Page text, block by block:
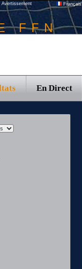
Avertissement Français
FFN
En Direct